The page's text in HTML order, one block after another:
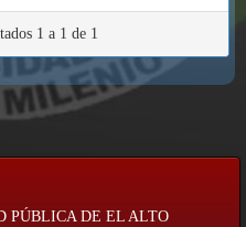
1 a 1 de 1
PÚBLICA DE EL ALTO